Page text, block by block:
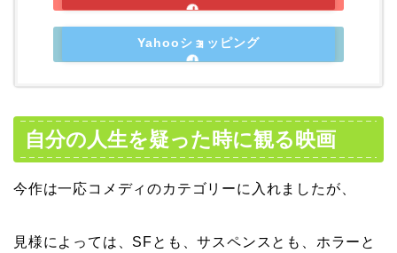
Yahooショッピング
自分の人生を疑った時に観る映画
今作は一応コメディのカテゴリーに入れましたが、
見様によっては、SFとも、サスペンスとも、ホラーと